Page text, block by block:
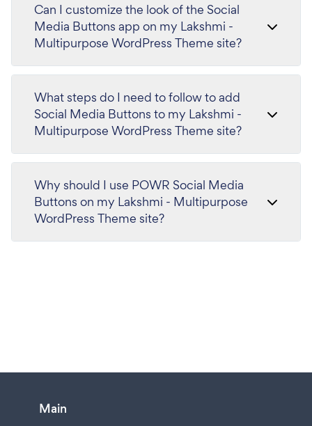
Can I customize the look of the Social
Media Buttons app on my Lakshmi -
Multipurpose WordPress Theme site?
What steps do I need to follow to add
Social Media Buttons to my Lakshmi -
Multipurpose WordPress Theme site?
Why should I use POWR Social Media
Buttons on my Lakshmi - Multipurpose
WordPress Theme site?
Main